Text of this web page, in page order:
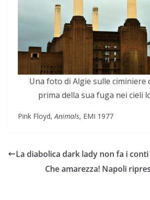
Una foto di Algie sulle ciminiere
prima della sua fuga nei cieli
Pink Floyd,Animals, EMI 1977
La diabolica dark lady non fa i conti
Che amarezza! Napoli